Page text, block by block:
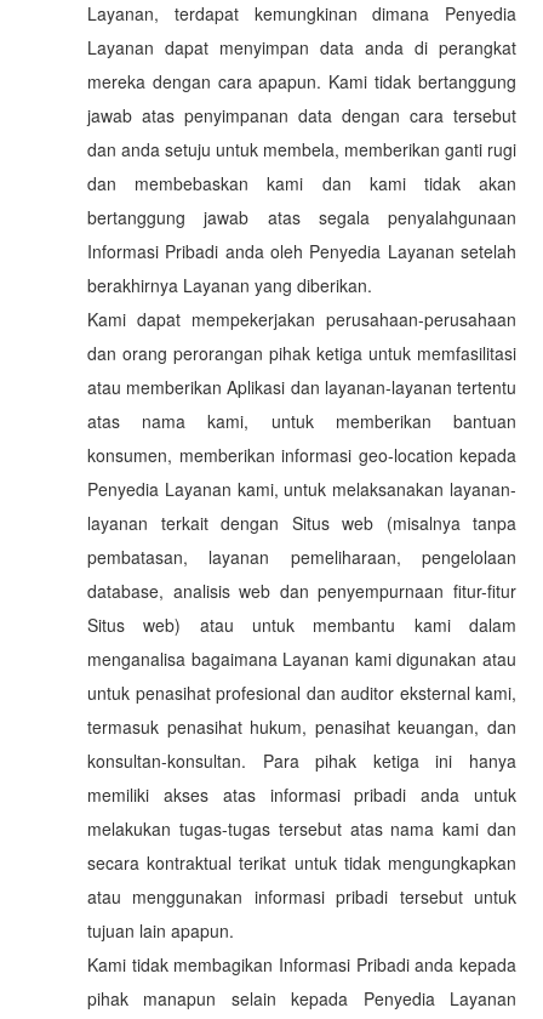
Layanan, terdapat kemungkinan dimana Penyedia
Layanan dapat menyimpan data anda di perangkat
mereka dengan cara apapun. Kami tidak bertanggung
jawab atas penyimpanan data dengan cara tersebut
dan anda setuju untuk membela, memberikan ganti rugi
dan membebaskan kami dan kami tidak akan
bertanggung jawab atas segala penyalahgunaan
Informasi Pribadi anda oleh Penyedia Layanan setelah
berakhirnya Layanan yang diberikan.
Kami dapat mempekerjakan perusahaan-perusahaan
dan orang perorangan pihak ketiga untuk memfasilitasi
atau memberikan Aplikasi dan layanan-layanan tertentu
atas nama kami, untuk memberikan bantuan
konsumen, memberikan informasi geo-location kepada
Penyedia Layanan kami, untuk melaksanakan layanan-
layanan terkait dengan Situs web (misalnya tanpa
pembatasan, layanan pemeliharaan, pengelolaan
database, analisis web dan penyempurnaan fitur-fitur
Situs web) atau untuk membantu kami dalam
menganalisa bagaimana Layanan kami digunakan atau
untuk penasihat profesional dan auditor eksternal kami,
termasuk penasihat hukum, penasihat keuangan, dan
konsultan-konsultan. Para pihak ketiga ini hanya
memiliki akses atas informasi pribadi anda untuk
melakukan tugas-tugas tersebut atas nama kami dan
secara kontraktual terikat untuk tidak mengungkapkan
atau menggunakan informasi pribadi tersebut untuk
tujuan lain apapun.
Kami tidak membagikan Informasi Pribadi anda kepada
pihak manapun selain kepada Penyedia Layanan